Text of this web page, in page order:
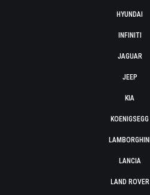
HYUNDAI
INFINITI
JAGUAR
JEEP
KIA
KOENIGSEGG
LAMBORGHINI
LANCIA
LAND ROVER